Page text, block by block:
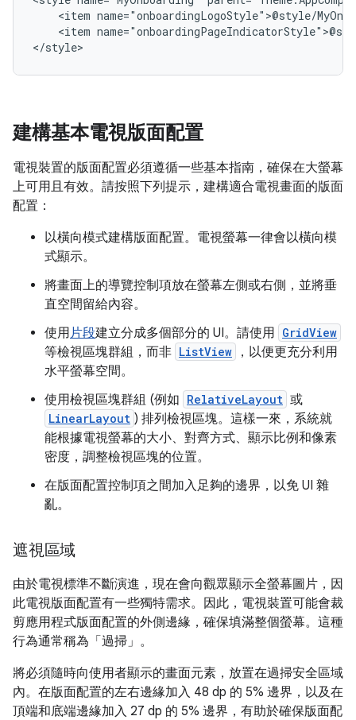
<item
<item
</style>
建構基本電視版面配置
電視裝置的版面配置必須遵循一些基本指南，確保在大螢幕
上可用且有效。請按照下列提示，建構適合電視畫面的版面
配置：
以橫向模式建構版面配置。電視螢幕一律會以橫向模
式顯示。
將畫面上的導覽控制項放在螢幕左側或右側，並將垂
直空間留給內容。
使用片段建立分成多個部分的 UI。請使用 GridView
等檢視區塊群組，而非 ListView
，以便更充分利用
水平螢幕空間。
使用檢視區塊群組 (例如 RelativeLayout 或
LinearLayout ) 排列檢視區塊。這樣一來，系統就
能根據電視螢幕的大小、對齊方式、顯示比例和像素
密度，調整檢視區塊的位置。
在版面配置控制項之間加入足夠的邊界，以免 UI 雜
亂。
遮視區域
由於電視標準不斷演進，現在會向觀眾顯示全螢幕圖片，因
此電視版面配置有一些獨特需求。因此，電視裝置可能會裁
剪應用程式版面配置的外側邊緣，確保填滿整個螢幕。這種
行為通常稱為「過掃」 。
將必須隨時向使用者顯示的畫面元素，放置在過掃安全區域
內。在版面配置的左右邊緣加入 48 dp 的 5% 邊界，以及在
頂端和底端邊緣加入 27 dp 的 5% 邊界，有助於確保版面配